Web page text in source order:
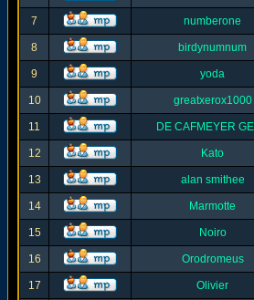
7 numberone
8 birdynumnum
9 yoda
10 greatxerox1000
11 DE CAFMEYER
12 Kato
13 alan smithee
14 Marmotte
15 Noiro
16 Orodromeus
17 Olivier